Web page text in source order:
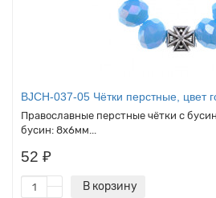
BJCH-037-05 Чётки перстные, цвет
Православные перстные чётки с
бусин: 8х6мм...
52 ₽
В корзину